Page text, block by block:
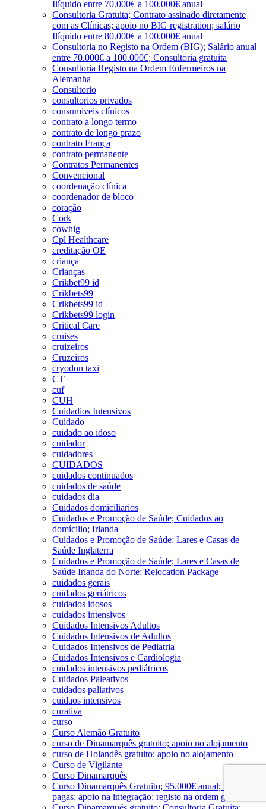
Ilíquido entre 70.000€ a 100.000€ anual
Consultoria Gratuita; Contrato assinado diretamente
com as Clínicas; apoio no BIG registration; salário
Ilíquido entre 80.000€ a 100.000€ anual
Consultoria no Registo na Ordem (BIG); Salário anual
entre 70.000€ a 100.000€; Consultoria gratuita
Consultoria Registo na Ordem Enfermeiros na
Alemanha
Consultorio
consultorios privados
consumiveis clínicos
contrato a longo termo
contrato de longo prazo
contrato França
contrato permanente
Contratos Permanentes
Convencional
coordenação clínica
coordenador de bloco
coração
Cork
cowhig
Cpl Healthcare
creditação OE
criança
Crianças
Crikbet99 id
Crikbets99
Crikbets99 id
Crikbets99 login
Critical Care
cruises
cruizeiros
Cruzeiros
cryodon taxi
CT
cuf
CUH
Cuidadios Intensivos
Cuidado
cuidado ao idoso
cuidador
cuidadores
CUIDADOS
cuidados continuados
cuidados de saúde
cuidados dia
Cuidados domiciliarios
Cuidados e Promoção de Saúde; Cuidados ao
domícilio; Irlanda
Cuidados e Promoção de Saúde; Lares e Casas de
Saúde Inglaterra
Cuidados e Promoção de Saúde; Lares e Casas de
Saúde Irlanda do Norte; Relocation Package
cuidados gerais
cuidados geriátricos
cuidados idosos
cuidados intensivos
Cuidados Intensivos Adultos
Cuidados Intensivos de Adultos
Cuidados Intensivos de Pediatria
Cuidados Intensivos e Cardiologia
cuidados intensivos pediátricos
Cuidados Paleativos
cuidados paliativos
cuidaos intensivos
curativa
curso
Curso Alemão Gratuito
curso de Dinamarquês gratuito; apoio no alojamento
curso de Holandês gratuito; apoio no alojamento
Curso de Vigilante
Curso Dinamarquês
Curso Dinamarquês Gratuito; 95.000€ anual; Viagens
pagas; apoio na integração; registo na ordem gratuito